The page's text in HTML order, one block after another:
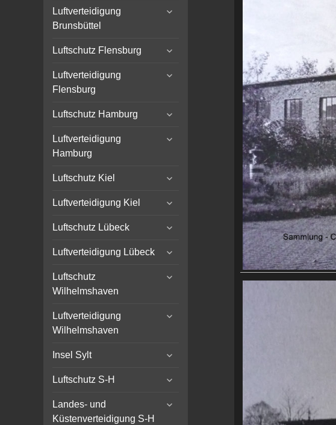
menu
Luftverteidigung
Brunsbüttel
expand
Luftschutz Flensburg
expand
menu
Luftverteidigung
Flensburg
expand
Luftschutz Hamburg
expand
menu
Luftverteidigung
Hamburg
expand
Luftschutz Kiel
expand
menu
Luftverteidigung Kiel
expand
menu
Luftschutz Lübeck
expand
menu
Luftverteidigung Lübeck
expand
menu
Luftschutz
Wilhelmshaven
expand
Luftverteidigung
Wilhelmshaven
expand
Insel Sylt
expand
menu
Luftschutz S-H
expand
menu
Landes- und
Küstenverteidigung S-H
expand